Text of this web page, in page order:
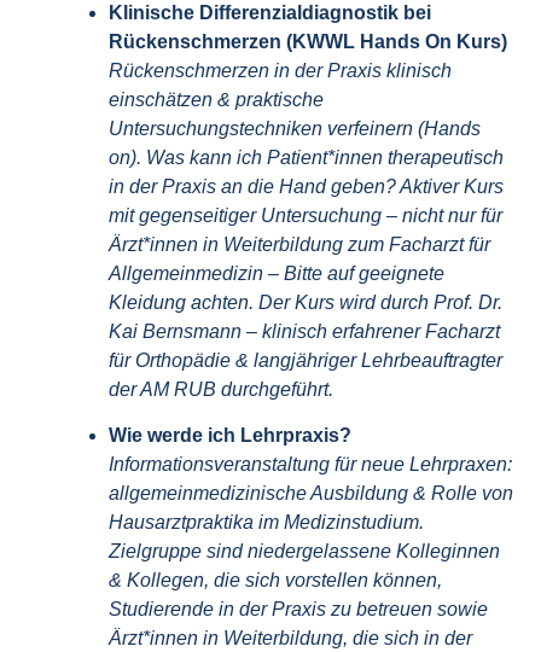
Klinische Differenzialdiagnostik bei
Rückenschmerzen (KWWL Hands On Kurs)
Rückenschmerzen in der Praxis klinisch
einschätzen & praktische
Untersuchungstechniken verfeinern (Hands
on). Was kann ich Patient*innen therapeutisch
in der Praxis an die Hand geben? Aktiver Kurs
mit gegenseitiger Untersuchung – nicht nur für
Ärzt*innen in Weiterbildung zum Facharzt für
Allgemeinmedizin – Bitte auf geeignete
Kleidung achten. Der Kurs wird durch Prof. Dr.
Kai Bernsmann – klinisch erfahrener Facharzt
für Orthopädie & langjähriger Lehrbeauftragter
der AM RUB durchgeführt.
Wie werde ich Lehrpraxis?
Informationsveranstaltung für neue Lehrpraxen:
allgemeinmedizinische Ausbildung & Rolle von
Hausarztpraktika im Medizinstudium.
Zielgruppe sind niedergelassene Kolleginnen
& Kollegen, die sich vorstellen können,
Studierende in der Praxis zu betreuen sowie
Ärzt*innen in Weiterbildung, die sich in der